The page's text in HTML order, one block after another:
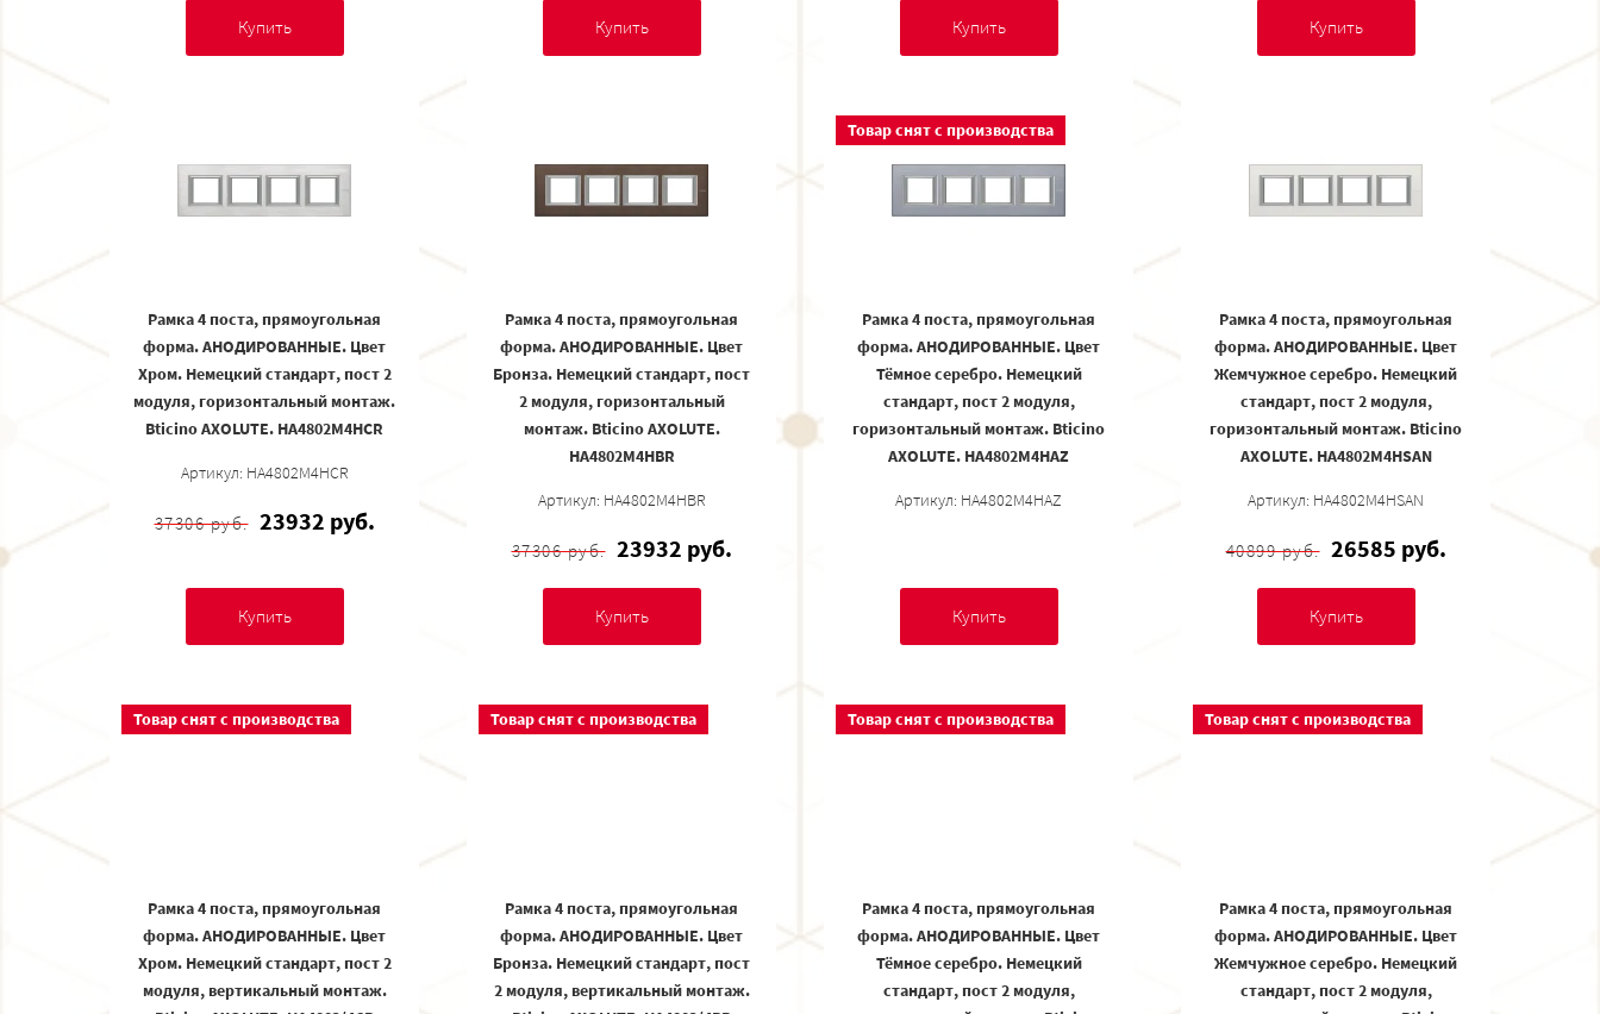
Купить Купить Купить Купить
Рамка 4 поста, прямоугольная
форма. АНОДИРОВАННЫЕ. Цвет
Хром. Немецкий стандарт, пост 2
модуля, горизонтальный монтаж.
Bticino AXOLUTE. HA4802M4HCR
Артикул: HA4802M4HCR
37306 руб. 23932 руб.
Купить
Рамка 4 поста, прямоугольная
форма. АНОДИРОВАННЫЕ. Цвет
Бронза. Немецкий стандарт, пост
2 модуля, горизонтальный
монтаж. Bticino AXOLUTE.
HA4802M4HBR
Артикул: HA4802M4HBR
37306 руб. 23932 руб.
Купить
Товар снят с производства
Рамка 4 поста, прямоугольная
форма. АНОДИРОВАННЫЕ. Цвет
Тёмное серебро. Немецкий
стандарт, пост 2 модуля,
горизонтальный монтаж. Bticino
AXOLUTE. HA4802M4HAZ
Артикул: HA4802M4HAZ
Купить
Рамка 4 поста, прямоугольная
форма. АНОДИРОВАННЫЕ. Цвет
Жемчужное серебро. Немецкий
стандарт, пост 2 модуля,
горизонтальный монтаж. Bticino
AXOLUTE. HA4802M4HSAN
Артикул: HA4802M4HSAN
40899 руб. 26585 руб.
Купить
Товар снят с производства
Рамка 4 поста, прямоугольная
форма. АНОДИРОВАННЫЕ. Цвет
Хром. Немецкий стандарт, пост 2
модуля, вертикальный монтаж.
Товар снят с производства
Рамка 4 поста, прямоугольная
форма. АНОДИРОВАННЫЕ. Цвет
Бронза. Немецкий стандарт, пост
2 модуля, вертикальный монтаж.
Товар снят с производства
Рамка 4 поста, прямоугольная
форма. АНОДИРОВАННЫЕ. Цвет
Тёмное серебро. Немецкий
стандарт, пост 2 модуля,
Товар снят с производства
Рамка 4 поста, прямоугольная
форма. АНОДИРОВАННЫЕ. Цвет
Жемчужное серебро. Немецкий
стандарт, пост 2 модуля,